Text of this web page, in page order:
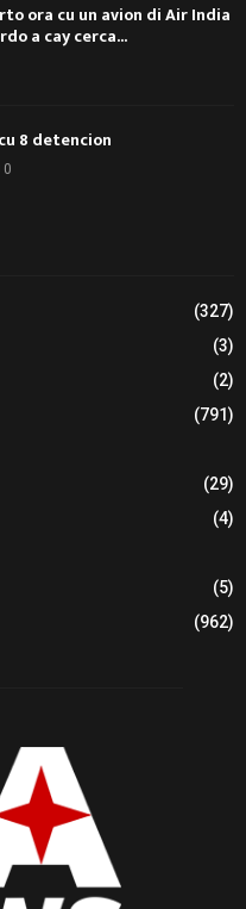
ora cu un avion di Air India
a cay cerca...
8 detencion
0
(327)
(3)
(2)
(791)
(29)
(4)
(5)
(962)